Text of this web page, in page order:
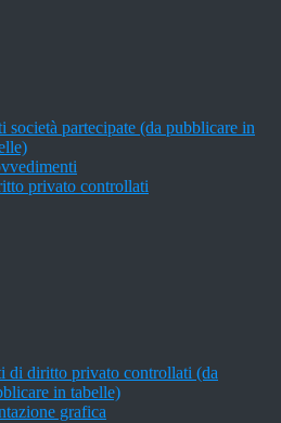
società partecipate (da pubblicare in
privato controllati
di diritto privato controllati (da
in tabelle)
grafica